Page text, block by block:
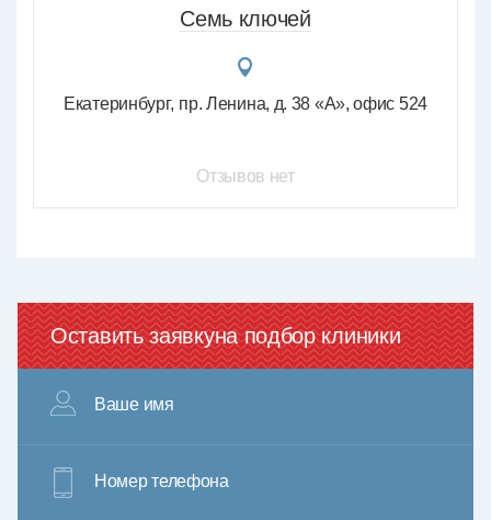
Семь ключей
Екатеринбург пр. Ленина, д. 38 «А», офис 524
Отзывов нет
Оставить заявкуна подбор клиники
Ваше имя
Номер телефона